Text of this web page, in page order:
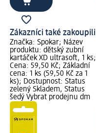
Zákazníci také zakoupili
Značka: Spokar; Název
produktu: dětský zubní
kartáček XD ultrasoft, 1 ks;
Cena: 59,50 Kč; Základní
cena: 1 ks (59,50 Kč za 1
ks); Dostupnost: Status
zelený Skladem, Status
šedý Vybrat prodejnu dm